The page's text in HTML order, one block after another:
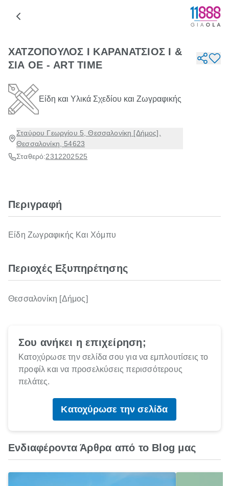
ΧΑΤΖΟΠΟΥΛΟΣ Ι ΚΑΡΑΝΑΤΣΙΟΣ Ι &
ΣΙΑ ΟΕ - ART TIME
Είδη και Υλικά Σχεδίου και Ζωγραφικής
Σταύρου Γεωργίου 5, Θεσσαλονίκη [Δήμος],
Θεσσαλονίκη, 54623
Σταθερό:2312202525
Περιγραφή
Είδη Ζωγραφικής Και Χόμπυ
Περιοχές Εξυπηρέτησης
Θεσσαλονίκη [Δήμος]
Σου ανήκει η επιχείρηση;
Κατοχύρωσε την σελίδα σου για να εμπλουτίσεις το
προφίλ και να προσελκύσεις περισσότερους
πελάτες.
Κατοχύρωσε την σελίδα
Ενδιαφέροντα Άρθρα από το Blog μας